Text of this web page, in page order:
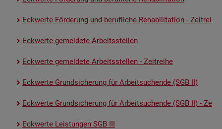
Eck­wer­te För­de­rung und be­ruf­li­che Re­ha­bi­li­ta­ti­on - Zeit­rei­he
Eck­wer­te ge­mel­de­te Ar­beits­stel­len
Eck­wer­te ge­mel­de­te Ar­beits­stel­len - Zeit­rei­he
Eck­wer­te Grund­si­che­rung für Ar­beit­su­chen­de (SGB II)
Eck­wer­te Grund­si­che­rung für Ar­beit­su­chen­de (SGB II) -
Eck­wer­te Leis­tun­gen SGB III